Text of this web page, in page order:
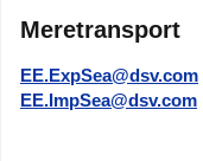
Meretransport
EE.ExpSea@dsv.com
EE.ImpSea@dsv.com